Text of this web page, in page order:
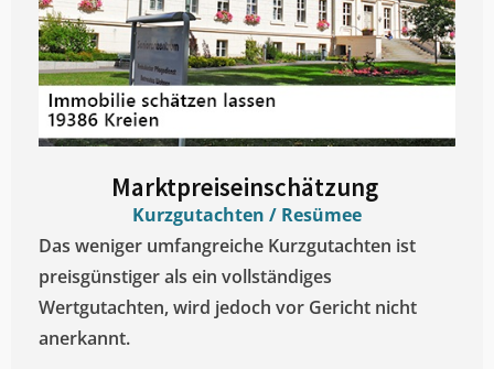
Marktpreiseinschätzung ​
Kurzgutachten / Resümee
Das weniger umfangreiche Kurzgutachten ist
preisgünstiger als ein vollständiges
Wertgutachten, wird jedoch vor Gericht nicht
anerkannt.